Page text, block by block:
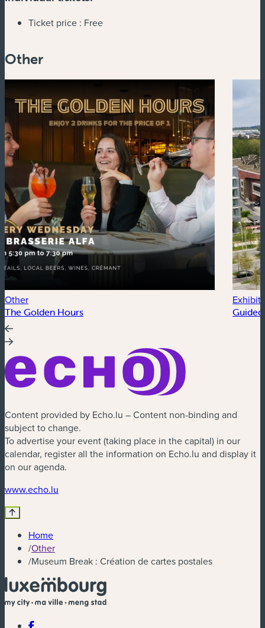
Ticket price : Free
Other
Other
The Golden Hours
Content provided by Echo.lu – Content non-binding and
subject to change.
To advertise your event (taking place in the capital) in our
calendar, register all the information on Echo.lu and display it
on our agenda.
www.echo.lu
Home
/Other
/Museum Break : Création de cartes postales